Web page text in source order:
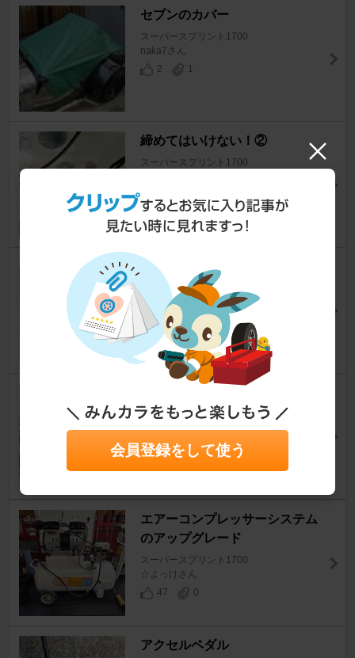
セブンのカバー
スーパースプリント1700
naka7さん
2
1
締めてはいけない！②
スーパースプリント1700
ガソリンホースカバー取り付け
スーパースプリント1700
nelson2436さん
13
0
スーパースプリント1700
☆よっけさん
70
エアーコンプレッサーシステム
のアップグレード
スーパースプリント1700
☆よっけさん
47
0
アクセルペダル
会員登録をして使う